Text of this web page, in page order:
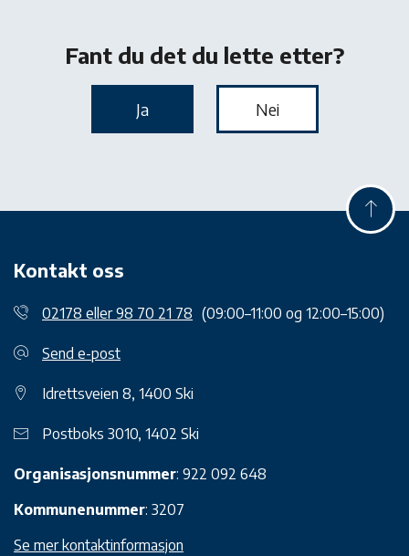
Kontakt oss
02178 eller 98 70 21 78 (09:00–11:00 og 12:00–15:00)
Send e-post
Idrettsveien 8, 1400 Ski
Postboks 3010, 1402 Ski
Organisasjonsnummer: 922 092 648
Kommunenummer: 3207
Se mer kontaktinformasjon